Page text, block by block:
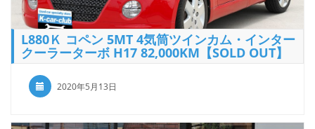
L880Ｋ コペン 5MT 4気筒ツインカム・インター
クーラーターボ H17 82,000KM【SOLD OUT】
2020年5月13日